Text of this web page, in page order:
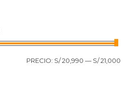
PRECIO: S/ 20,990 — S/ 21,000